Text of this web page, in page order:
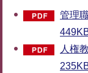
管理
449KB
人権
235KB